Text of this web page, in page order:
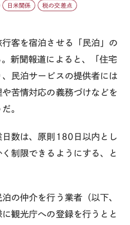
日米関係 税の交差点
客を宿泊させる「民泊」の
新聞報道によると、「住宅
民泊サービスの提供者には
苦情対応の義務づけなどを
。
数は、原則180日以内とし
制限できるようにする、と
の仲介を行う業者（以下、
観光庁への登録を行うとと